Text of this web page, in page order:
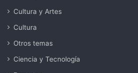
Cultura y Artes
Cultura
Otros temas
Ciencia y Tecnología